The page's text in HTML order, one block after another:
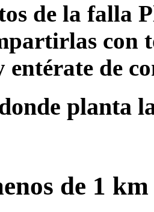
de la falla
con
de
planta
de 1